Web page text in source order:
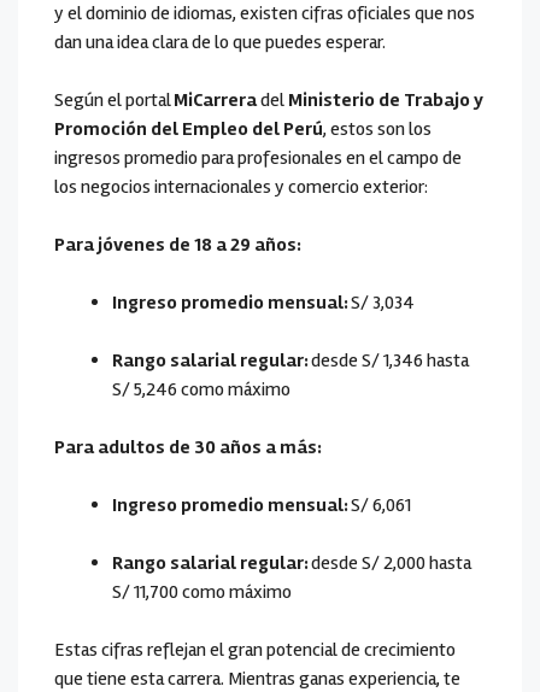
y el dominio de idiomas, existen cifras oficiales que nos
dan una idea clara de lo que puedes esperar.
Según el portalMiCarreradel Ministerio de Trabajo y
Promoción del Empleo del Perú, estos son los
ingresos promedio para profesionales en el campo de
los negocios internacionales y comercio exterior:
Para jóvenes de 18 a 29 años:
Ingreso promedio mensual:S/ 3,034
Rango salarial regular:desde S/ 1,346 hasta
S/ 5,246 como máximo
Para adultos de 30 años a más:
Ingreso promedio mensual:S/ 6,061
Rango salarial regular:desde S/ 2,000 hasta
S/ 11,700 como máximo
Estas cifras reflejan el gran potencial de crecimiento
que tiene esta carrera. Mientras ganas experiencia, te